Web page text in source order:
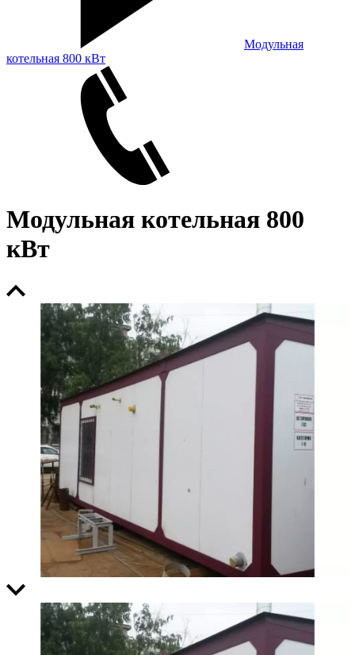
Модульная
котельная 800 кВт
Модульная котельная 800
кВт